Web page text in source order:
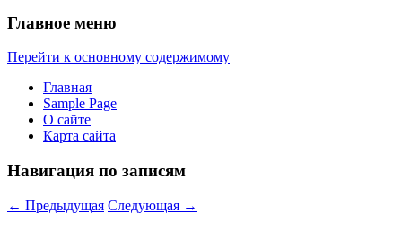
Главное меню
Перейти к основному содержимому
Главная
Sample Page
О сайте
Карта сайта
Навигация по записям
← Предыдущая Следующая →